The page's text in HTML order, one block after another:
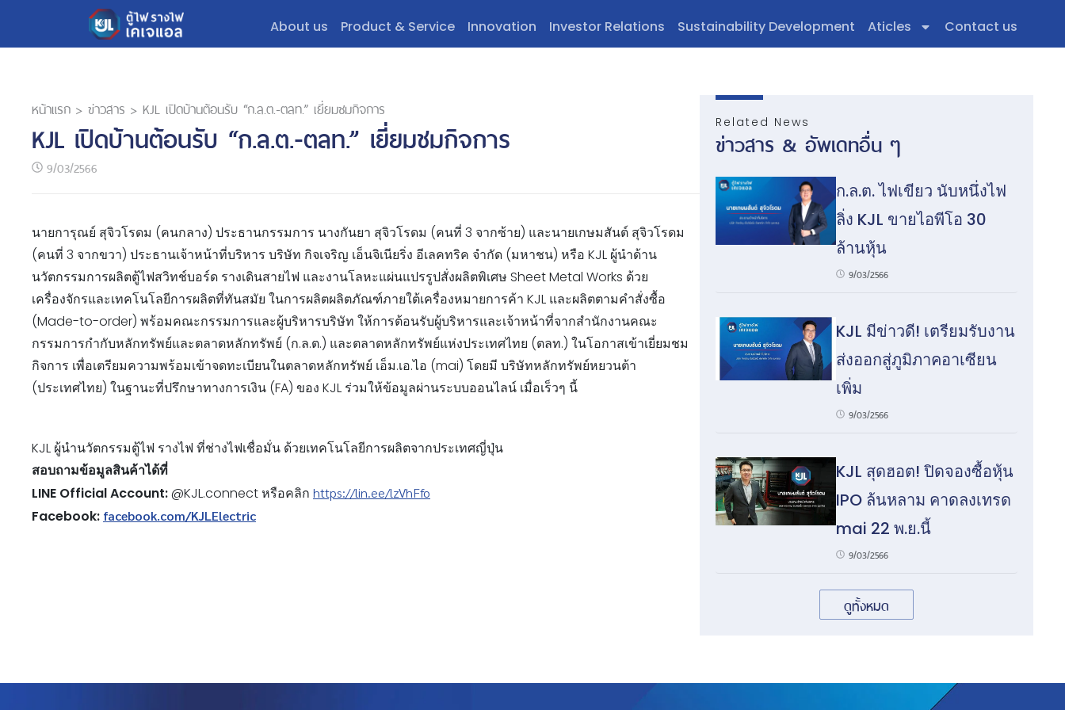
About us Product & Service Innovation Investor Relations Sustainability Development Aticles Contact us
หน้าแรก > ข่าวสาร > KJL เปิดบ้านต้อนรับ “ก.ล.ต.-ตลท.” เยี่ยมชมกิจการ
KJL เปิดบ้านต้อนรับ “ก.ล.ต.-ตลท.” เยี่ยมชมกิจการ
9/03/2566
นายการุณย์ สุจิวโรดม (คนกลาง) ประธานกรรมการ นางกันยา สุจิวโรดม (คนที่ 3 จากซ้าย) และนายเกษมสันต์ สุจิวโรดม
(คนที่ 3 จากขวา) ประธานเจ้าหน้าที่บริหาร บริษัท กิจเจริญ เอ็นจิเนียริ่ง อีเลคทริค จำกัด (มหาชน) หรือ KJL ผู้นำด้าน
นวัตกรรมการผลิตตู้ไฟสวิทช์บอร์ด รางเดินสายไฟ และงานโลหะแผ่นแปรรูปสั่งผลิตพิเศษ Sheet Metal Works ด้วย
เครื่องจักรและเทคโนโลยีการผลิตที่ทันสมัย ในการผลิตผลิตภัณฑ์ภายใต้เครื่องหมายการค้า KJL และผลิตตามคำสั่งซื้อ
(Made-to-order) พร้อมคณะกรรมการและผู้บริหารบริษัท ให้การต้อนรับผู้บริหารและเจ้าหน้าที่จากสำนักงานคณะ
กรรมการกำกับหลักทรัพย์และตลาดหลักทรัพย์ (ก.ล.ต.) และตลาดหลักทรัพย์แห่งประเทศไทย (ตลท.) ในโอกาสเข้าเยี่ยมชม
กิจการ เพื่อเตรียมความพร้อมเข้าจดทะเบียนในตลาดหลักทรัพย์ เอ็ม.เอ.ไอ (mai) โดยมี บริษัทหลักทรัพย์หยวนต้า
(ประเทศไทย) ในฐานะที่ปรึกษาทางการเงิน (FA) ของ KJL ร่วมให้ข้อมูลผ่านระบบออนไลน์ เมื่อเร็วๆ นี้
KJL ผู้นำนวัตกรรมตู้ไฟ รางไฟ ที่ช่างไฟเชื่อมั่น ด้วยเทคโนโลยีการผลิตจากประเทศญี่ปุ่น
สอบถามข้อมูลสินค้าได้ที่
LINE Official Account:@KJL.connect หรือคลิก https://lin.ee/lzVhFfo
Facebook: facebook.com/KJLElectric
Related News
ข่าวสาร & อัพเดทอื่น ๆ
ก.ล.ต. ไฟเขียว นับหนึ่งไฟ
ลิ่ง KJL ขายไอพีโอ 30
ล้านหุ้น
9/03/2566
KJL มีข่าวดี! เตรียมรับงาน
ส่งออกสู่ภูมิภาคอาเซียน
เพิ่ม
9/03/2566
KJL สุดฮอต! ปิดจองซื้อหุ้น
IPO ล้นหลาม คาดลงเทรด
mai 22 พ.ย.นี้
9/03/2566
ดูทั้งหมด